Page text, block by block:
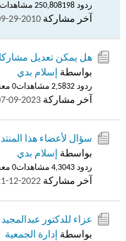
ردود 198 250,808 مشاهدات
آخر مشاركة 29-2010, 10:35 PM
هل يمكن تعديل
بواسطة إسلام بدي
ردود 2 2,583 مشاهدات 0 معجبون
آخر مشاركة 09-2023, 07:04 PM
سؤال لأعضاء هذا
بواسطة إسلام بدي
ردود 3 4,304 مشاهدات 0 معجبون
آخر مشاركة 12-2022, 09:10 AM
عزاء للدكتور عبدالمجيد
بواسطة إدارة الجمعية